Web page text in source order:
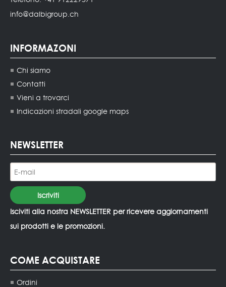
info@dalbigroup.ch
INFORMAZONI
Chi siamo
Contatti
Vieni a trovarci
Indicazioni stradali google maps
NEWSLETTER
Isciviti alla nostra NEWSLETTER per ricevere aggiornamenti
sui prodotti e le promozioni.
COME ACQUISTARE
Ordini